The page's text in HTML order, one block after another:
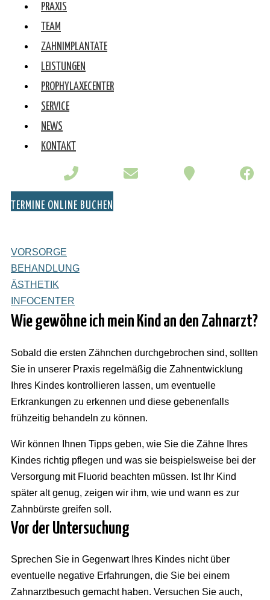
PRAXIS
TEAM
ZAHNIMPLANTATE
LEISTUNGEN
PROPHYLAXECENTER
SERVICE
NEWS
KONTAKT
TERMINE ONLINE BUCHEN
VORSORGE
BEHANDLUNG
ÄSTHETIK
INFOCENTER
Wie gewöhne ich mein Kind an den Zahnarzt?
Sobald die ersten Zähnchen durchgebrochen sind, sollten
Sie in unserer Praxis regelmäßig die Zahnentwicklung
Ihres Kindes kontrollieren lassen, um eventuelle
Erkrankungen zu erkennen und diese gebenenfalls
frühzeitig behandeln zu können.
Wir können Ihnen Tipps geben, wie Sie die Zähne Ihres
Kindes richtig pflegen und was sie beispielsweise bei der
Versorgung mit Fluorid beachten müssen. Ist Ihr Kind
später alt genug, zeigen wir ihm, wie und wann es zur
Zahnbürste greifen soll.
Vor der Untersuchung
Sprechen Sie in Gegenwart Ihres Kindes nicht über
eventuelle negative Erfahrungen, die Sie bei einem
Zahnarztbesuch gemacht haben. Versuchen Sie auch,